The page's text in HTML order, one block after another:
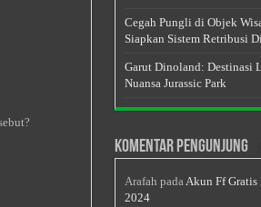
Cegah Pungli di Objek
Siapkan Sistem Retribusi
Garut Dinoland: Destinasi
Nuansa Jurassic Park
Komentar Pengunjung
Arafah padaAkun Ff
2024